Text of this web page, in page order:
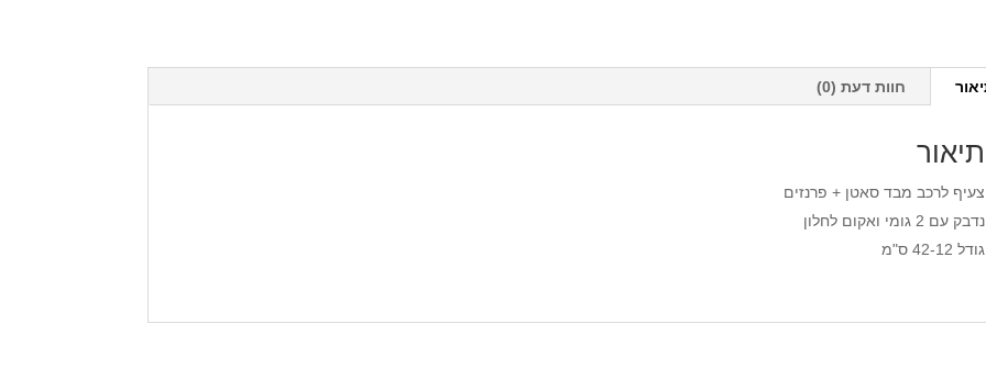
חוות דעת (0)
תיאור
צעיף לרכב מבד סאטן + פרנזים
נדבק עם 2 גומי ואקום לחלון
גודל 42-12 ס"מ